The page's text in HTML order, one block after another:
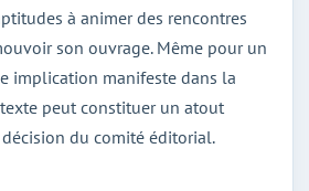
à animer des rencontres
son ouvrage. Même pour un
implication manifeste dans la
peut constituer un atout
du comité éditorial.